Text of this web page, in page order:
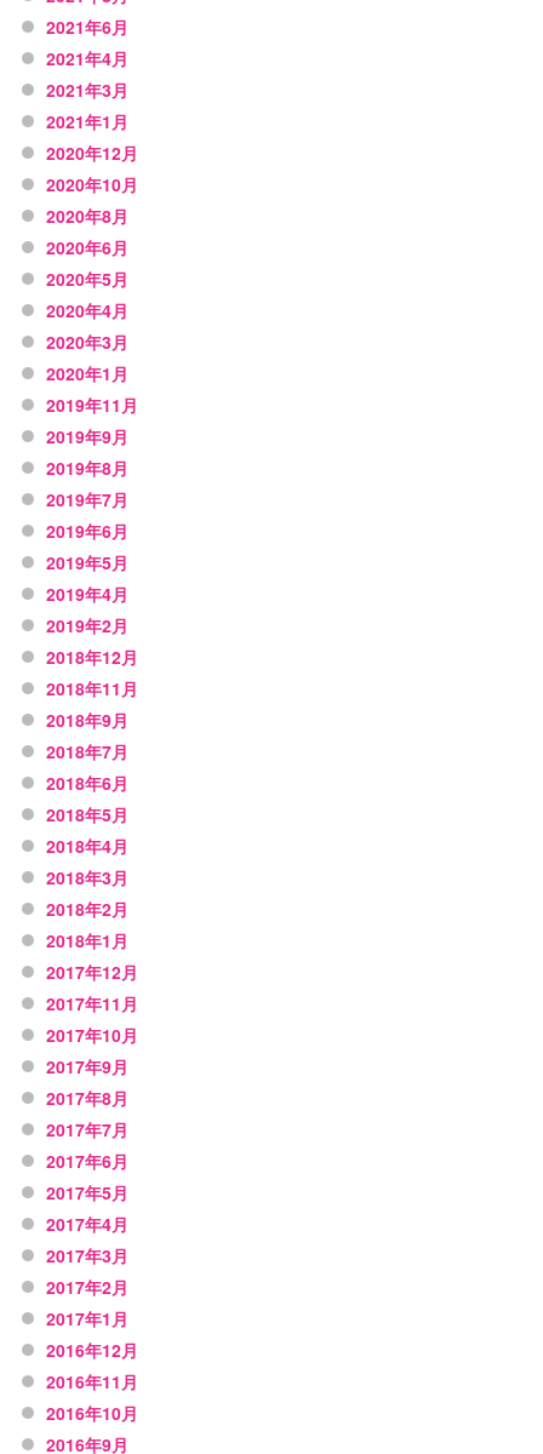
2021年6月
2021年4月
2021年3月
2021年1月
2020年12月
2020年10月
2020年8月
2020年6月
2020年5月
2020年4月
2020年3月
2020年1月
2019年11月
2019年9月
2019年8月
2019年7月
2019年6月
2019年5月
2019年4月
2019年2月
2018年12月
2018年11月
2018年9月
2018年7月
2018年6月
2018年5月
2018年4月
2018年3月
2018年2月
2018年1月
2017年12月
2017年11月
2017年10月
2017年9月
2017年8月
2017年7月
2017年6月
2017年5月
2017年4月
2017年3月
2017年2月
2017年1月
2016年12月
2016年11月
2016年10月
2016年9月